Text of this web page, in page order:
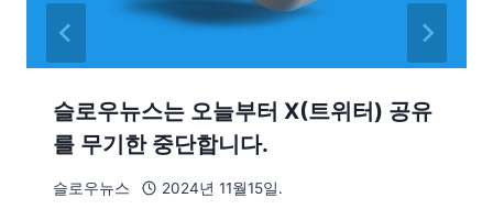
슬로우뉴스는 오늘부터 X(트위터) 공유
를 무기한 중단합니다.
슬로우뉴스 2024년 11월15일.